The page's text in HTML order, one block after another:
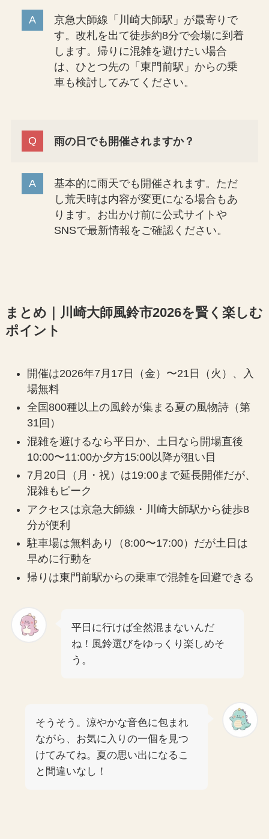
京急大師線「川崎大師駅」が最寄りで
す。改札を出て徒歩約8分で会場に到着
します。帰りに混雑を避けたい場合
は、ひとつ先の「東門前駅」からの乗
車も検討してみてください。
雨の日でも開催されますか？
基本的に雨天でも開催されます。ただ
し荒天時は内容が変更になる場合もあ
ります。お出かけ前に公式サイトや
SNSで最新情報をご確認ください。
まとめ｜川崎大師風鈴市2026を賢く楽しむ
ポイント
開催は2026年7月17日（金）〜21日（火）、入
場無料
全国800種以上の風鈴が集まる夏の風物詩（第
31回）
混雑を避けるなら平日か、土日なら開場直後
10:00〜11:00か夕方15:00以降が狙い目
7月20日（月・祝）は19:00まで延長開催だが、
混雑もピーク
アクセスは京急大師線・川崎大師駅から徒歩8
分が便利
駐車場は無料あり（8:00〜17:00）だが土日は
早めに行動を
帰りは東門前駅からの乗車で混雑を回避できる
平日に行けば全然混まないんだ
ね！風鈴選びをゆっくり楽しめそ
う。
そうそう。涼やかな音色に包まれ
ながら、お気に入りの一個を見つ
けてみてね。夏の思い出になるこ
と間違いなし！